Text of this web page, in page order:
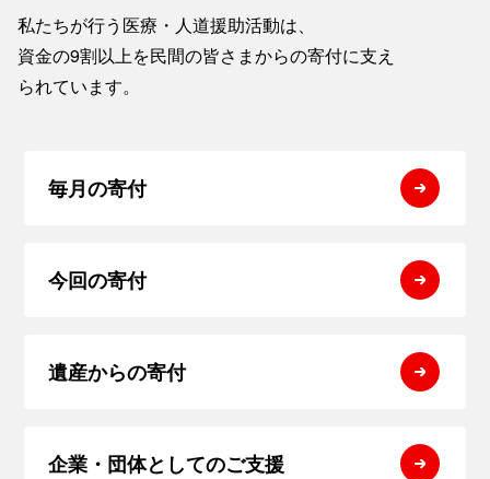
私たちが行う医療・人道援助活動は、
資金の9割以上を民間の皆さまからの寄付に支え
られています。
毎月の寄付
今回の寄付
遺産からの寄付
企業・団体としてのご支援